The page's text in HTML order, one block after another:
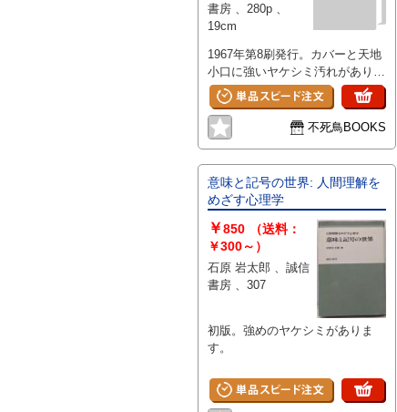
書房 、280p 、
19cm
1967年第8刷発行。カバーと天地
小口に強いヤケシミ汚れがありま
す。カバー縁に傷み破れがありま
す。
不死鳥BOOKS
意味と記号の世界: 人間理解を
めざす心理学
￥850
（送料：
￥300～）
石原 岩太郎 、誠信
書房 、307
初版。強めのヤケシミがありま
す。